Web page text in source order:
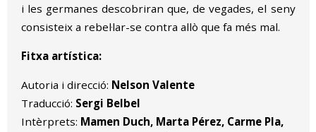
i les germanes descobriran que, de vegades, el seny
consisteix a rebel·lar-se contra allò que fa més mal.
Fitxa artística:
Autoria i direcció: Nelson Valente
Traducció: Sergi Belbel
Intèrprets: Mamen Duch, Marta Pérez, Carme Pla,